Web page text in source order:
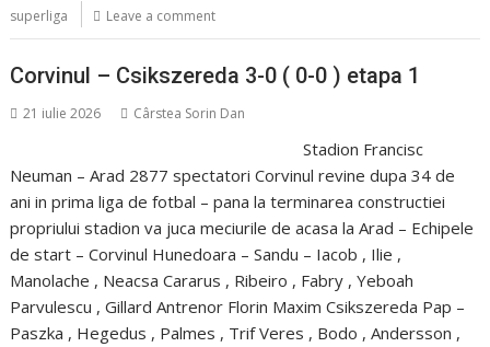
superliga Leave a comment
Corvinul – Csikszereda 3-0 ( 0-0 ) etapa 1
21 iulie 2026 Cârstea Sorin Dan
Stadion Francisc
Neuman – Arad 2877 spectatori Corvinul revine dupa 34 de
ani in prima liga de fotbal – pana la terminarea constructiei
propriului stadion va juca meciurile de acasa la Arad – Echipele
de start – Corvinul Hunedoara – Sandu – Iacob , Ilie ,
Manolache , Neacsa Cararus , Ribeiro , Fabry , Yeboah
Parvulescu , Gillard Antrenor Florin Maxim Csikszereda Pap –
Paszka , Hegedus , Palmes , Trif Veres , Bodo , Andersson ,